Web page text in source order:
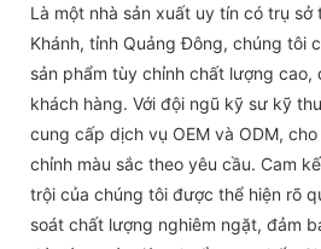
Là một nhà sản xuất uy tín có trụ sở
Khánh, tỉnh Quảng Đông, chúng tôi
sản phẩm tùy chỉnh chất lượng cao,
khách hàng. Với đội ngũ kỹ sư kỹ
cung cấp dịch vụ OEM và ODM,
chỉnh màu sắc theo yêu cầu. Cam
trội của chúng tôi được thể hiện rõ
soát chất lượng nghiêm ngặt, đảm